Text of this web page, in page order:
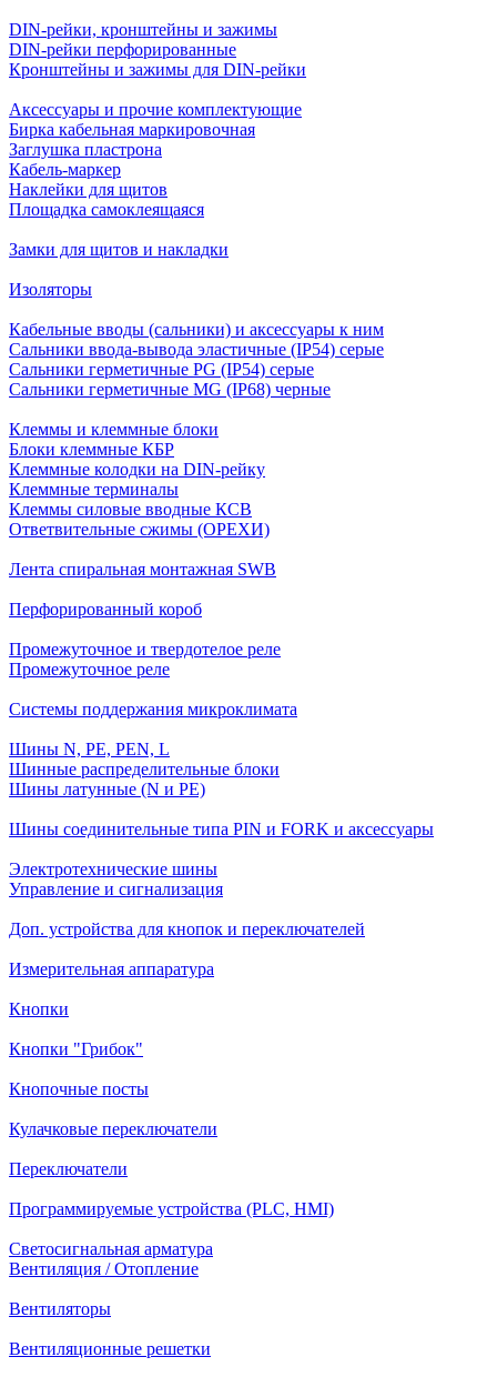
DIN-рейки, кронштейны и зажимы
DIN-рейки перфорированные
Кронштейны и зажимы для DIN-рейки
Аксессуары и прочие комплектующие
Бирка кабельная маркировочная
Заглушка пластрона
Кабель-маркер
Наклейки для щитов
Площадка самоклеящаяся
Замки для щитов и накладки
Изоляторы
Кабельные вводы (сальники) и аксессуары к ним
Сальники ввода-вывода эластичные (IP54) серые
Сальники герметичные PG (IP54) серые
Сальники герметичные MG (IP68) черные
Клеммы и клеммные блоки
Блоки клеммные КБР
Клеммные колодки на DIN-рейку
Клеммные терминалы
Клеммы силовые вводные КСВ
Ответвительные сжимы (ОРЕХИ)
Лента спиральная монтажная SWB
Перфорированный короб
Промежуточное и твердотелое реле
Промежуточное реле
Системы поддержания микроклимата
Шины N, PE, PEN, L
Шинные распределительные блоки
Шины латунные (N и PE)
Шины соединительные типа PIN и FORK и аксессуары
Электротехнические шины
Управление и сигнализация
Доп. устройства для кнопок и переключателей
Измерительная аппаратура
Кнопки
Кнопки "Грибок"
Кнопочные посты
Кулачковые переключатели
Переключатели
Программируемые устройства (PLC, HMI)
Светосигнальная арматура
Вентиляция / Отопление
Вентиляторы
Вентиляционные решетки